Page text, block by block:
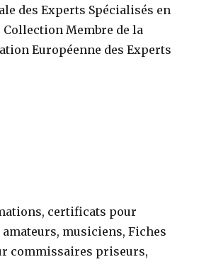
des Experts Spécialisés en
Collection Membre de la
Européenne des Experts
certificats pour
musiciens, Fiches
commissaires priseurs,